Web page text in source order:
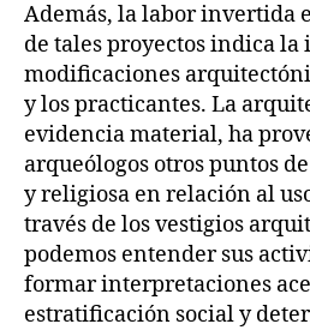
Además, la labor invertida
de tales proyectos indica
modificaciones
y los practicantes. La
evidencia material, ha
arqueólogos otros puntos
y religiosa en relación al
través de los vestigios
podemos entender sus
formar interpretaciones
estratificación social y